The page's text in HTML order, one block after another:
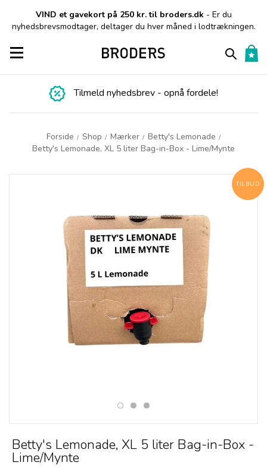
VIND et gavekort på 250 kr. til broders.dk - Er du
nyhedsbrevsmodtager, deltager du hver måned i lodtrækningen.
Toggle navigation
Tilmeld nyhedsbrev - opnå fordele!
Forside / Shop / Mærker / Betty's Lemonade /
Betty's Lemonade, XL 5 liter Bag-in-Box - Lime/Mynte
TILBUD
Betty's Lemonade, XL 5 liter Bag-in-Box -
Lime/Mynte